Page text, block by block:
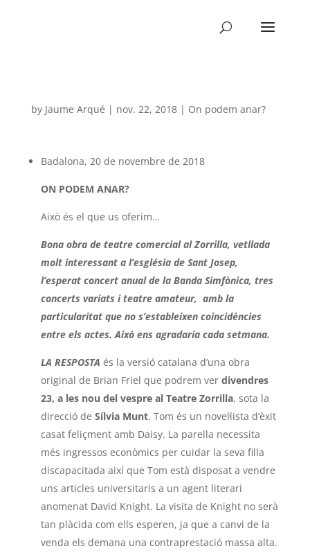
by Jaume Arqué | nov. 22, 2018| On podem anar?
Badalona, 20 de novembre de 2018
ON PODEM ANAR?
Això és el que us oferim…
Bona obra de teatre comercial al Zorrilla, vetllada
molt interessant a l’església de Sant Josep,
l’esperat concert anual de la Banda Simfònica, tres
concerts variats i teatre amateur, amb la
particularitat que no s’estableixen coincidències
entre els actes. Això ens agradaria cada setmana.
LA RESPOSTA és la versió catalana d’una obra
original de Brian Friel que podrem ver divendres
23, a les nou del vespre al Teatre Zorrilla, sota la
direcció de Sílvia Munt. Tom és un novel·lista d’èxit
casat feliçment amb Daisy. La parella necessita
més ingressos econòmics per cuidar la seva filla
discapacitada així que Tom està disposat a vendre
uns articles universitaris a un agent literari
anomenat David Knight. La visita de Knight no serà
tan plàcida com ells esperen, ja que a canvi de la
venda els demana una contraprestació massa alta.